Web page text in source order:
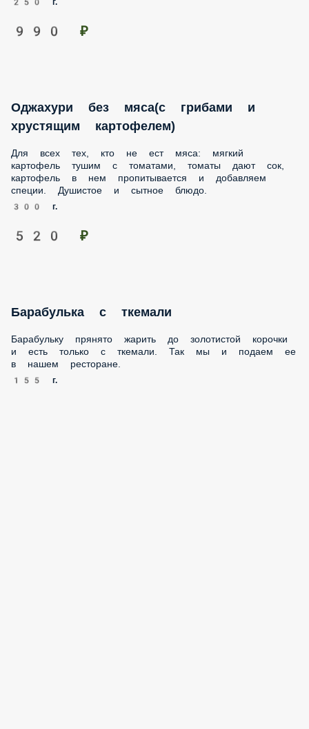
990 ₽
хрустящим картофелем)
Для всех тех, кто не ест мяса: мягкий картофель тушим с
пропитывается и добавляем специи. Душистое и сытное
блюдо.
300 г.
520 ₽
Барабульку прянято жарить до золотистой корочки и есть
155 г.
1 350 ₽